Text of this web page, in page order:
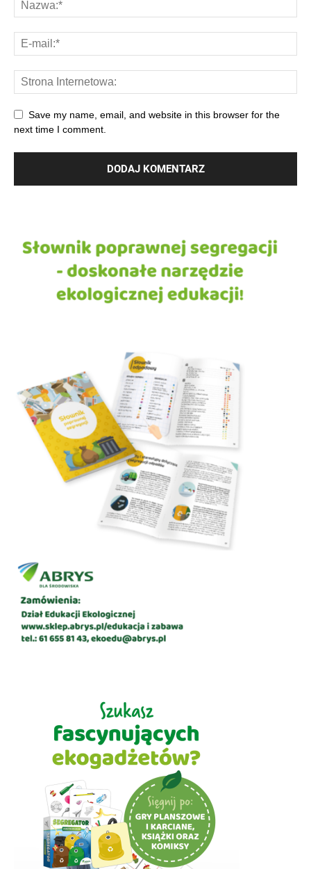
Save my name, email, and website in this browser for the
next time I comment.